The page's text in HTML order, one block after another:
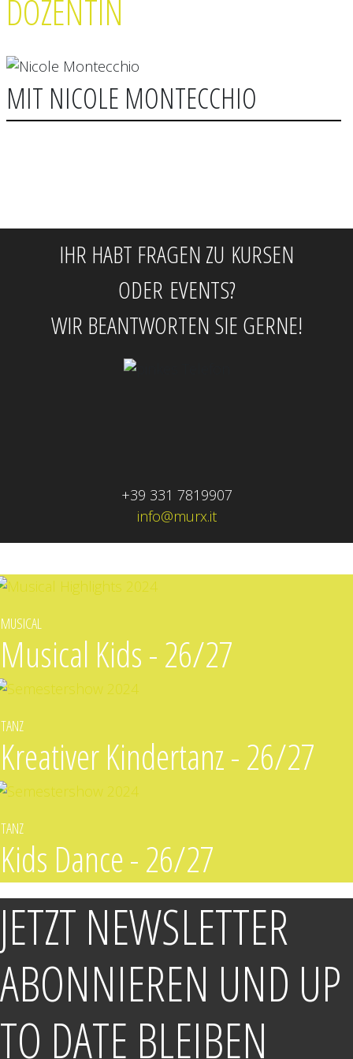
DOZENTIN
MIT NICOLE MONTECCHIO
IHR HABT FRAGEN ZU KURSEN
ODER EVENTS?
WIR BEANTWORTEN SIE GERNE!
+39 331 7819907
info@murx.it
MUSICAL
Musical Kids - 26/27
TANZ
Kreativer Kindertanz - 26/27
TANZ
Kids Dance - 26/27
JETZT NEWSLETTER
ABONNIEREN UND UP
TO DATE BLEIBEN